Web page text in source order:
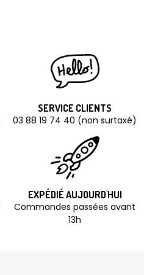
SERVICE CLIENTS
03 88 19 74 40 (non surtaxé)
EXPÉDIÉ AUJOURD'HUI
Commandes passées avant
13h